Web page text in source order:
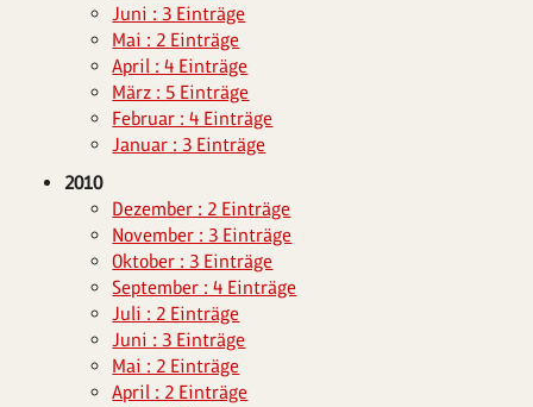
Juni : 3 Einträge
Mai : 2 Einträge
April : 4 Einträge
März : 5 Einträge
Februar : 4 Einträge
Januar : 3 Einträge
2010
Dezember : 2 Einträge
November : 3 Einträge
Oktober : 3 Einträge
September : 4 Einträge
Juli : 2 Einträge
Juni : 3 Einträge
Mai : 2 Einträge
April : 2 Einträge